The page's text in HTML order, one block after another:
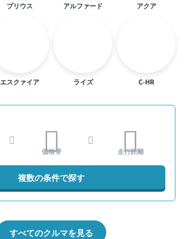
プリウス アルファード アクア
エスクァイア ライズ C-HR
価格帯 走行距離
複数の条件で探す
すべてのクルマを見る